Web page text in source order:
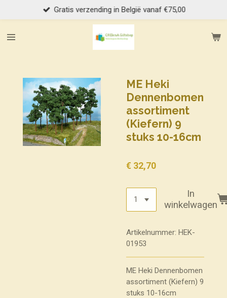
direct
naar
Gratis verzending in België vanaf €75,00
ME Heki
Dennenbomen
assortiment
(Kiefern) 9
stuks 10-16cm
€ 32,70
In
winkelwagen
Artikelnummer: HEK-
01953
ME Heki Dennenbomen
assortiment (Kiefern) 9
stuks 10-16cm